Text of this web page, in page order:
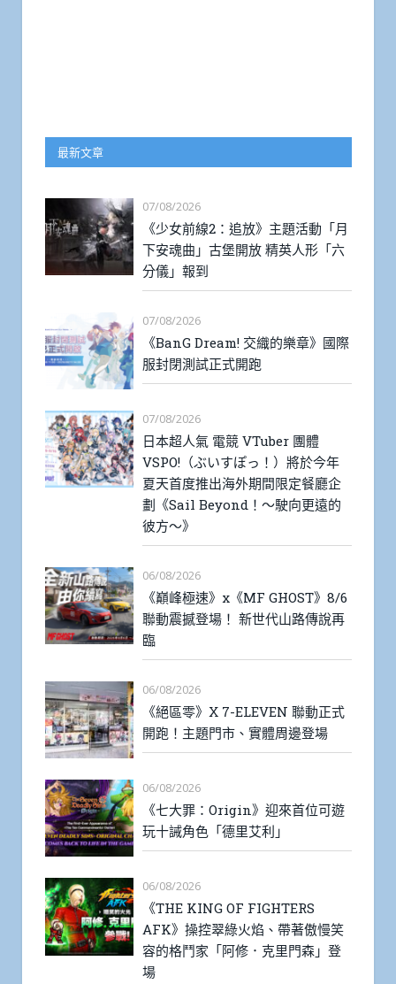
最新文章
07/08/2026
《少女前線2：追放》主題活動「月
下安魂曲」古堡開放 精英人形「六
分儀」報到
07/08/2026
《BanG Dream! 交織的樂章》國際
服封閉測試正式開跑
07/08/2026
日本超人氣 電競 VTuber 團體
VSPO!（ぶいすぽっ！）將於今年
夏天首度推出海外期間限定餐廳企
劃《Sail Beyond！～駛向更遠的
彼方～》
06/08/2026
《巔峰極速》x《MF GHOST》8/6
聯動震撼登場！ 新世代山路傳說再
臨
06/08/2026
《絕區零》X 7-ELEVEN 聯動正式
開跑！主題門市、實體周邊登場
06/08/2026
《七大罪：Origin》迎來首位可遊
玩十誡角色「德里艾利」
06/08/2026
《THE KING OF FIGHTERS
AFK》操控翠綠火焰、帶著傲慢笑
容的格鬥家「阿修．克里門森」登
場